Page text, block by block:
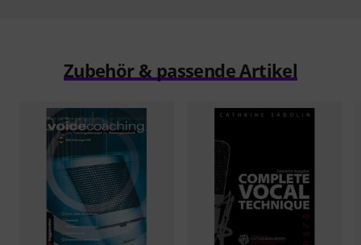
Zubehör & passende Artikel